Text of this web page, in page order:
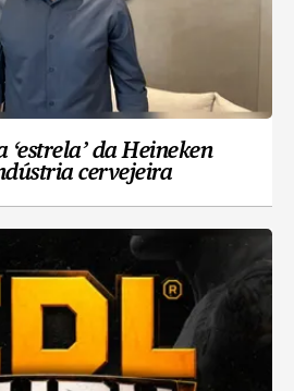
‘estrela’ da Heineken
cervejeira